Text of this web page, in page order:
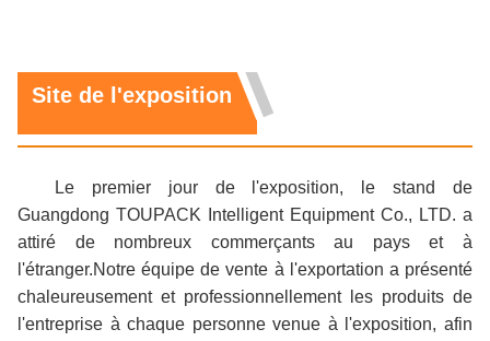
Site de l'exposition
Le premier jour de l'exposition, le stand de
Guangdong TOUPACK Intelligent Equipment Co., LTD. a
attiré de nombreux commerçants au pays et à
l'étranger.Notre équipe de vente à l'exportation a présenté
chaleureusement et professionnellement les produits de
l'entreprise à chaque personne venue à l'exposition, afin